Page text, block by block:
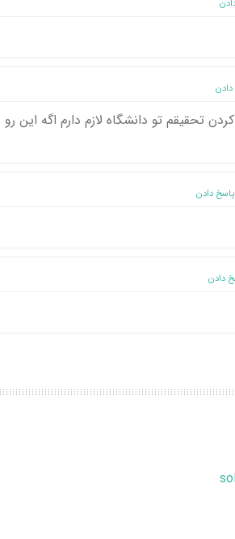
تحقیقم تو دانشگاه لازم دارم اگه این
پاسخ دادن
دادن